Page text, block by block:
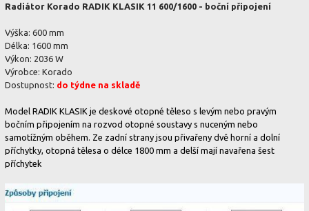
Radiátor Korado RADIK KLASIK 11 600/1600 - boční připojení
Výška: 600 mm
Délka: 1600 mm
Výkon: 2036 W
Výrobce: Korado
Dostupnost: do týdne na skladě
Model RADIK KLASIK je deskové otopné těleso s levým nebo pravým
bočním připojením na rozvod otopné soustavy s nuceným nebo
samotížným oběhem. Ze zadní strany jsou přivařeny dvě horní a dolní
příchytky, otopná tělesa o délce 1800 mm a delší mají navařena šest
příchytek